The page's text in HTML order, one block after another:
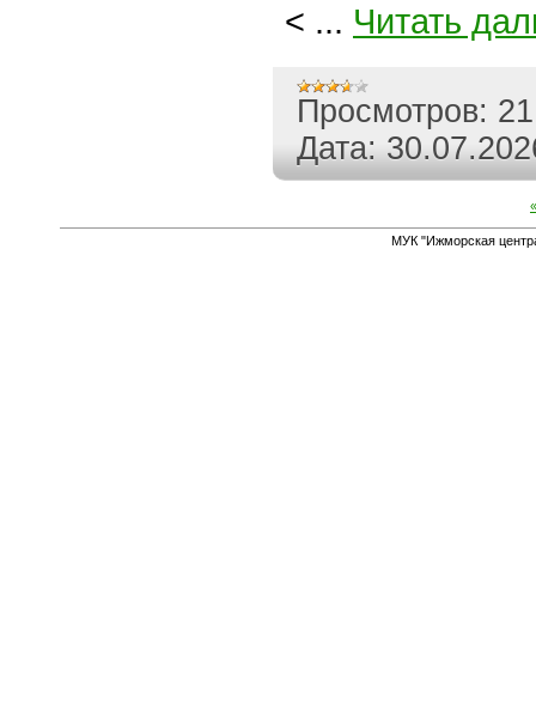
< ... Читать
Просмотров: 21
Дата:
«
МУК "Ижморская